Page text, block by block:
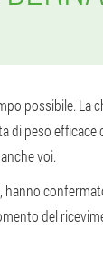
possibile. La
di peso
voi.
hanno
del